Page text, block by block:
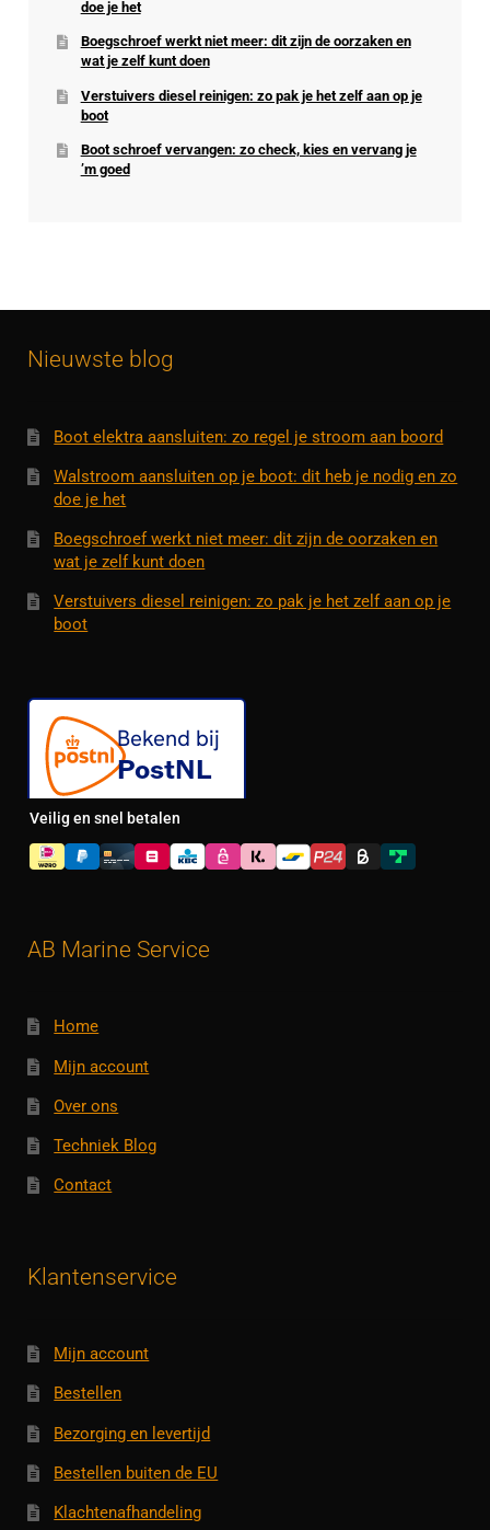
doe je het
Boegschroef werkt niet meer: dit zijn de oorzaken en
wat je zelf kunt doen
Verstuivers diesel reinigen: zo pak je het zelf aan op je
boot
Boot schroef vervangen: zo check, kies en vervang je
’m goed
Nieuwste blog
Boot elektra aansluiten: zo regel je stroom aan boord
Walstroom aansluiten op je boot: dit heb je nodig en zo
doe je het
Boegschroef werkt niet meer: dit zijn de oorzaken en
wat je zelf kunt doen
Verstuivers diesel reinigen: zo pak je het zelf aan op je
boot
Veilig en snel betalen
AB Marine Service
Home
Mijn account
Over ons
Techniek Blog
Contact
Klantenservice
Mijn account
Bestellen
Bezorging en levertijd
Bestellen buiten de EU
Klachtenafhandeling